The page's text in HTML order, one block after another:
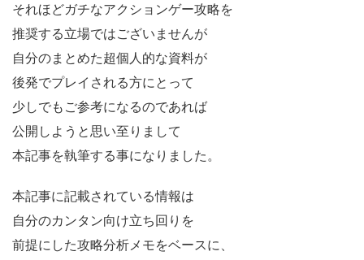
それほどガチなアクションゲー攻略を
推奨する立場ではございませんが
自分のまとめた超個人的な資料が
後発でプレイされる方にとって
少しでもご参考になるのであれば
公開しようと思い至りまして
本記事を執筆する事になりました。
本記事に記載されている情報は
自分のカンタン向け立ち回りを
前提にした攻略分析メモをベースに、